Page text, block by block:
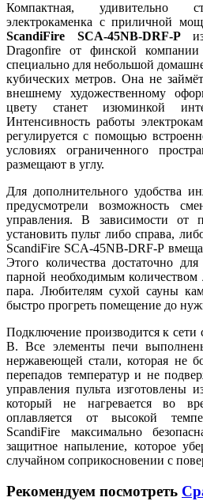
Компактная, удивительно
электрокаменка с приличной
ScandiFire SCA-45NB-DRF-P
Dragonfire от финской
специально для небольшой
кубических метров. Она не
внешнему художественному
цвету станет изюминкой
Интенсивность работы
регулируется с помощью
условиях ограниченного
размещают в углу.
Для дополнительного удобства
предусмотрели возможность
управления. В зависимости от
установить пульт либо справа,
ScandiFire SCA-45NB-DRF-P
Этого количества достаточно
парной необходимым количеством
пара. Любителям сухой сауны
быстро прогреть помещение до
Подключение производится к
В. Все элементы печи
нержавеющей стали, которая не
перепадов температур и не
управления пульта изготовлены
который не нагревается во
оплавляется от высокой
ScandiFire максимально
защитное напыление, которое
случайном соприкосновении с
Рекомендуем посмотреть